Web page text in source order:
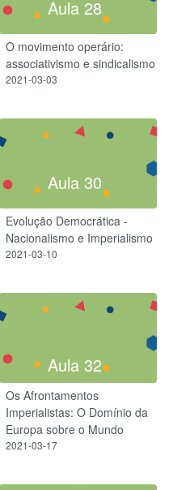
Aula 28
O movimento operário:
associativismo e sindicalismo
2021-03-03
Aula 30
Evolução Democrática -
Nacionalismo e Imperialismo
2021-03-10
Aula 32
Os Afrontamentos
Imperialistas: O Domínio da
Europa sobre o Mundo
2021-03-17